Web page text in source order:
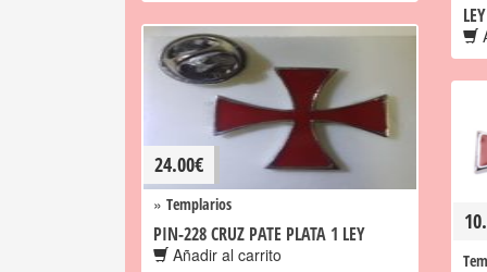
LEY
24.00€
» Templarios
PIN-228 CRUZ PATE PLATA 1 LEY
Añadir al carrito